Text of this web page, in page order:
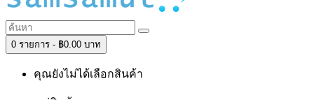
0 รายการ - ฿0.00 บาท
คุณยังไม่ได้เลือกสินค้า